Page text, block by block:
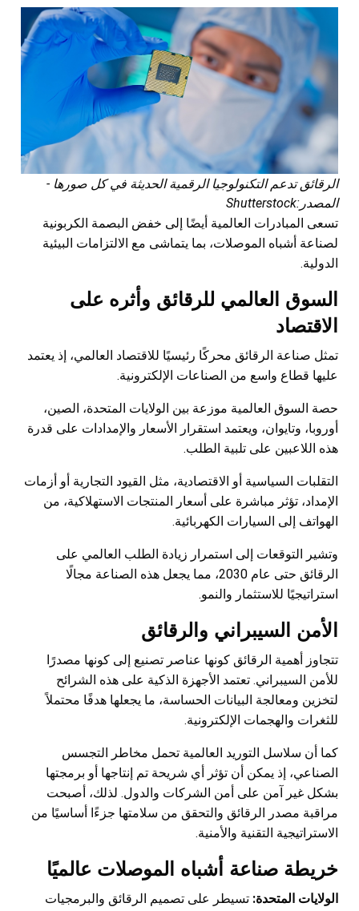
الرقائق تدعم التكنولوجيا الرقمية الحديثة في كل صورها -
المصدر:Shutterstock
تسعى المبادرات العالمية أيضًا إلى خفض البصمة الكربونية
لصناعة أشباه الموصلات، بما يتماشى مع الالتزامات البيئية
الدولية.
السوق العالمي للرقائق وأثره على
الاقتصاد
تمثل صناعة الرقائق محركًا رئيسيًا للاقتصاد العالمي، إذ يعتمد
عليها قطاع واسع من الصناعات الإلكترونية.
حصة السوق العالمية موزعة بين الولايات المتحدة، الصين،
أوروبا، وتايوان، ويعتمد استقرار الأسعار والإمدادات على قدرة
هذه اللاعبين على تلبية الطلب.
التقلبات السياسية أو الاقتصادية، مثل القيود التجارية أو أزمات
الإمداد، تؤثر مباشرة على أسعار المنتجات الاستهلاكية، من
الهواتف إلى السيارات الكهربائية.
وتشير التوقعات إلى استمرار زيادة الطلب العالمي على
الرقائق حتى عام 2030، مما يجعل هذه الصناعة مجالًا
استراتيجيًا للاستثمار والنمو.
الأمن السيبراني والرقائق
تتجاوز أهمية الرقائق كونها عناصر تصنيع إلى كونها مصدرًا
للأمن السيبراني. تعتمد الأجهزة الذكية على هذه الشرائح
لتخزين ومعالجة البيانات الحساسة، ما يجعلها هدفًا محتملاً
للثغرات والهجمات الإلكترونية.
كما أن سلاسل التوريد العالمية تحمل مخاطر التجسس
الصناعي، إذ يمكن أن تؤثر أي شريحة تم إنتاجها أو برمجتها
بشكل غير آمن على أمن الشركات والدول. لذلك، أصبحت
مراقبة مصدر الرقائق والتحقق من سلامتها جزءًا أساسيًا من
الاستراتيجية التقنية والأمنية.
خريطة صناعة أشباه الموصلات عالميًا
الولايات المتحدة: تسيطر على تصميم الرقائق والبرمجيات